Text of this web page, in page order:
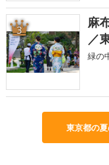
3
麻
／
緑の
東京都の